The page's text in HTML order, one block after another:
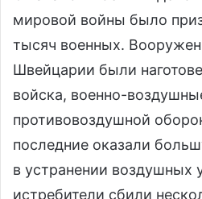
мировой войны было
тысяч военных.
Швейцарии были
войска, военно-
противовоздушной
последние оказали
в устранении воздушных
истребители сбили